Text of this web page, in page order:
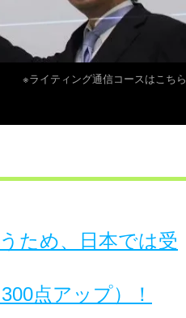
※ライティング通信コースはこちら
ため、日本では受
点アップ）！